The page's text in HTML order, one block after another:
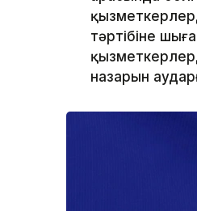
тәртібіне
назарын